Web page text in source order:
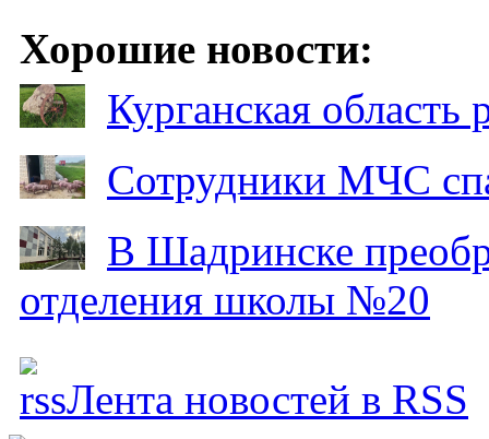
Хорошие новости:
Курганская
Сотрудники МЧС
В Шадринске
отделения школы №20
Лента новостей в RSS